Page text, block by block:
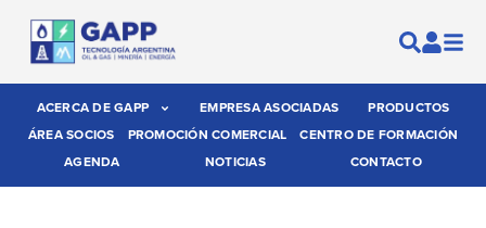
ACERCA DE GAPP EMPRESA ASOCIADAS
PRODUCTOS
ÁREA SOCIOS
PROMOCIÓN COMERCIAL
CENTRO DE FORMACIÓN
AGENDA
NOTICIAS CONTACTO